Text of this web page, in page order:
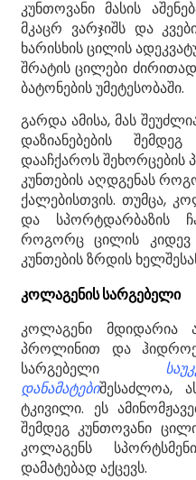
კუნთოვანი მასის
მკაცრ ვარჯიშს და
ხარისხის ცილის
შრატის ცილები
ბატონების უმეტესობაში.
გარდა ამისა, მას
დაზიანებების
დააჩქაროს შეხორცების
კუნთების აღდგენას
ქალებისთვის. თუმცა,
და სპორტდარბაზის
როგორც ცილის კიდევ
კუნთების ზრდის
კოლაგენის სარგებელი
კოლაგენი მდიდარია
პროლინით და
სარგებელი
დანამატებიშესაძლოა,
ტკივილი. ეს
შემდეგ კუნთოვანი
კოლაგენს
დამატებად აქცევს.